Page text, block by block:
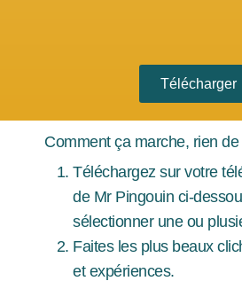
Télécharger
Comment ça marche, rien
Téléchargez sur votre
de Mr Pingouin ci-
sélectionner une ou
Faites les plus beaux
et expériences.